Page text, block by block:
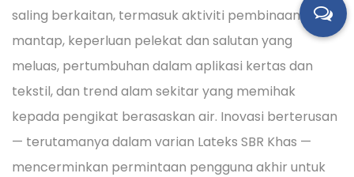
saling berkaitan, termasuk aktiviti pembinaan yang
mantap, keperluan pelekat dan salutan yang
meluas, pertumbuhan dalam aplikasi kertas dan
tekstil, dan trend alam sekitar yang memihak
kepada pengikat berasaskan air. Inovasi berterusan
— terutamanya dalam varian Lateks SBR Khas —
mencerminkan permintaan pengguna akhir untuk